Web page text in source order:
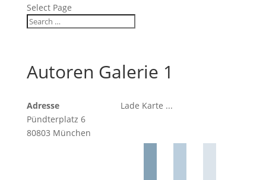
Select Page
Autoren Galerie 1
Lade Karte ...
Adresse
Pündterplatz 6
80803 München